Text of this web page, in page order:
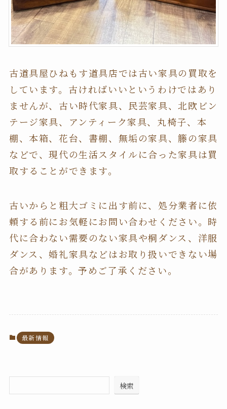
古道具屋ひねもす道具店では古い家具の買取を
しています。古ければいいというわけではあり
ませんが、古い時代家具、民芸家具、北欧ビン
テージ家具、アンティーク家具、丸椅子、本
棚、本箱、花台、書棚、無垢の家具、籐の家具
などで、現代の生活スタイルに合った家具は買
取することができます。
古いからと粗大ゴミに出す前に、処分業者に依
頼する前にお気軽にお問い合わせください。時
代に合わない需要のない家具や桐ダンス、洋服
ダンス、婚礼家具などはお取り扱いできない場
合があります。予めご了承ください。
最新情報
検索